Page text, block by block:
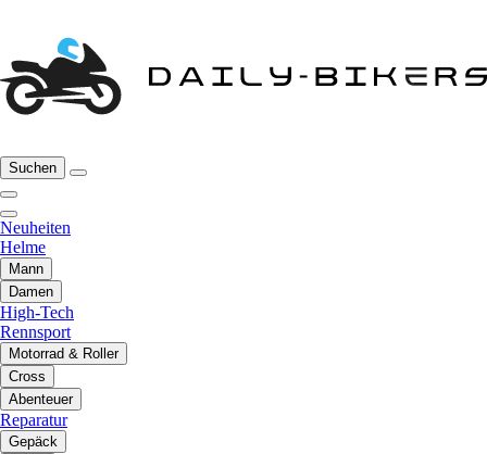
Suchen
Neuheiten
Helme
Mann
Damen
High-Tech
Rennsport
Motorrad & Roller
Cross
Abenteuer
Reparatur
Gepäck